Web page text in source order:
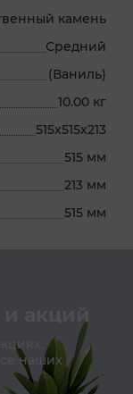
камень
Средний
(Ваниль)
10.00 кг
515х515х213
515 мм
213 мм
515 мм
и акций
наших